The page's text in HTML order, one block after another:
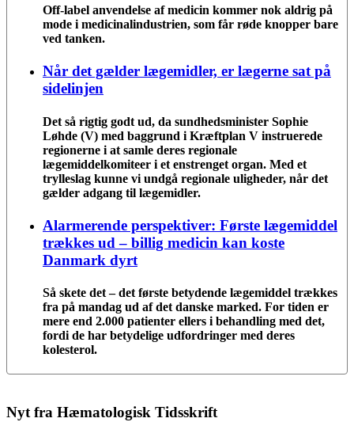
Off-label anvendelse af medicin kommer nok aldrig på
mode i medicinalindustrien, som får røde knopper bare
ved tanken.
Når det gælder lægemidler, er lægerne sat på
sidelinjen
Det så rigtig godt ud, da sundhedsminister Sophie
Løhde (V) med baggrund i Kræftplan V instruerede
regionerne i at samle deres regionale
lægemiddelkomiteer i et enstrenget organ. Med et
trylleslag kunne vi undgå regionale uligheder, når det
gælder adgang til lægemidler.
Alarmerende perspektiver: Første lægemiddel
trækkes ud – billig medicin kan koste
Danmark dyrt
Så skete det – det første betydende lægemiddel trækkes
fra på mandag ud af det danske marked. For tiden er
mere end 2.000 patienter ellers i behandling med det,
fordi de har betydelige udfordringer med deres
kolesterol.
Nyt fra Hæmatologisk Tidsskrift